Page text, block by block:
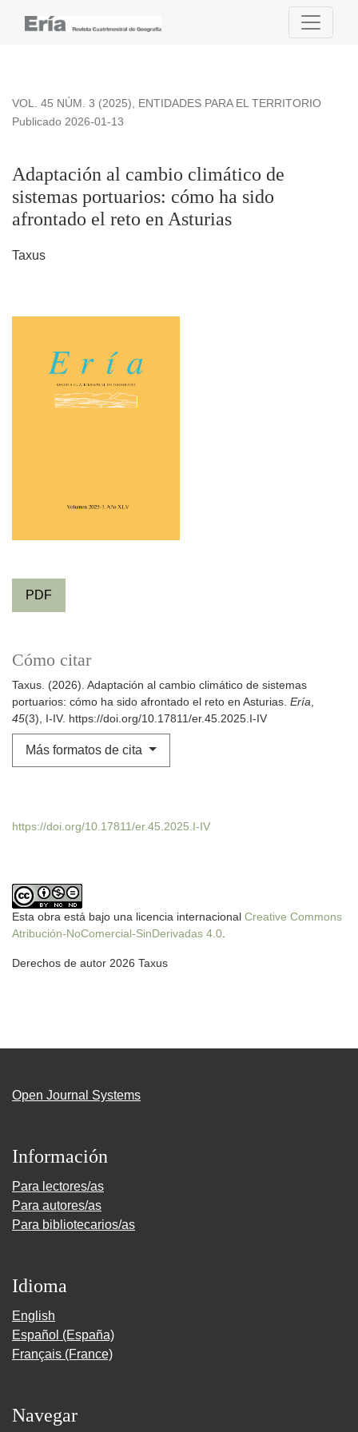
Adaptación al cambio climático de sistemas portuarios:
VOL. 45 NÚM. 3 (2025), ENTIDADES PARA EL TERRITORIO
Adaptación al cambio climático de
sistemas portuarios: cómo ha sido
afrontado el reto en Asturias
Publicado 2026-01-13
Taxus
PDF
Cómo citar
Taxus. (2026). Adaptación al cambio climático de sistemas
portuarios: cómo ha sido afrontado el reto en Asturias. Ería,
45(3), I-IV. https://doi.org/10.17811/er.45.2025.I-IV
Más formatos de cita
https://doi.org/10.17811/er.45.2025.I-IV
Esta obra está bajo una licencia internacional Creative Commons
Atribución-NoComercial-SinDerivadas 4.0
Derechos de autor 2026 Taxus
Open Journal Systems
Información
Para lectores/as
Para autores/as
Para bibliotecarios/as
Idioma
English
Español (España)
Français (France)
Navegar